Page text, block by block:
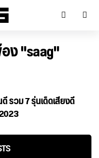
ง "saag"
รวม 7 รุ่นเด็ดเสียงดี